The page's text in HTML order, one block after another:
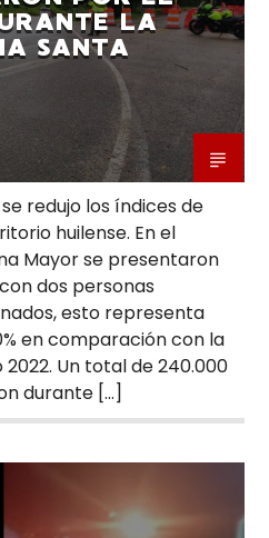
LA
SANTA
redujo los índices de
huilense. En el
Mayor se presentaron
dos personas
esto representa
en comparación con la
Un total de 240.000
durante […]